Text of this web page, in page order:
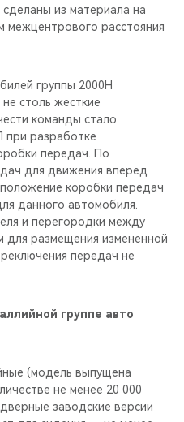
из материала на
межцентрового расстояния
группы 2000Н
столь жесткие
команды стало
при разработке
передач. По
для движения вперед
коробки передач
данного автомобиля.
и перегородки между
размещения измененной
передач не
группе авто
(модель выпущена
не менее 20 000
заводские версии